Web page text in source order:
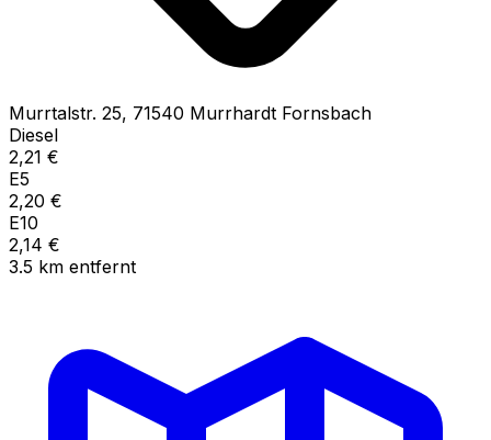
Murrtalstr. 25, 71540 Murrhardt Fornsbach
Diesel
2,21 €
E5
2,20 €
E10
2,14 €
3.5 km entfernt